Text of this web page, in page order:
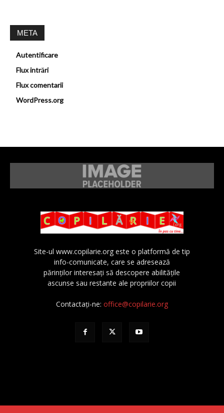
META
Autentificare
Flux intrări
Flux comentarii
WordPress.org
Site-ul www.copilarie.org este o platformă de tip
info-comunicate, care se adresează
părinţilor interesaţi să descopere abilităţile
ascunse sau restante ale propriilor copii
Contactați-ne: office@copilarie.org